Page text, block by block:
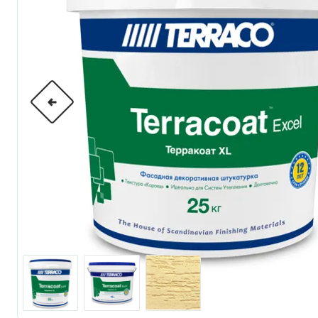
по металлу
антикорозийные
под декоративные
для паркета и
для стен, потолков
для мебели
яхтные
для бани и сауны
для бетона и камня
масла для внутренних